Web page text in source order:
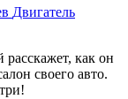
Двигатель
как он
своего авто.